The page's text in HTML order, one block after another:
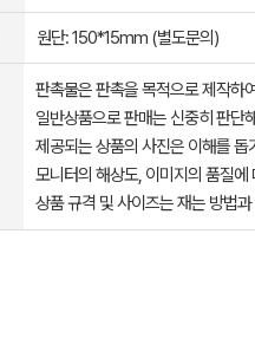
원단: 150*15mm (별도문의)
판촉물은 판촉을 목적으로 제작하
일반상품으로 판매는 신중히 판단
제공되는 상품의 사진은 이해를
모니터의 해상도, 이미지의 품질
상품 규격 및 사이즈는 재는 방법